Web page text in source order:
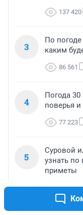
137 420
3
По
каким
86 561
4
Погода
поверья
77 223
5
Суровой
узнать по
приметы
74 141